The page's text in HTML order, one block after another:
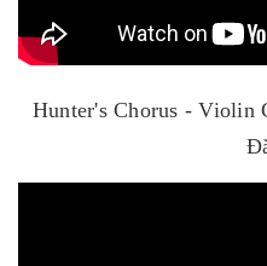
Hunter's Chorus - Violin